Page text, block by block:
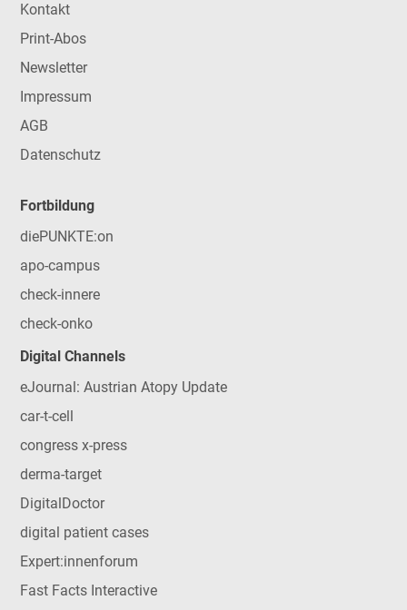
Kontakt
Print-Abos
Newsletter
Impressum
AGB
Datenschutz
Fortbildung
diePUNKTE:on
apo-campus
check-innere
check-onko
Digital Channels
eJournal: Austrian Atopy Update
car-t-cell
congress x-press
derma-target
DigitalDoctor
digital patient cases
Expert:innenforum
Fast Facts Interactive